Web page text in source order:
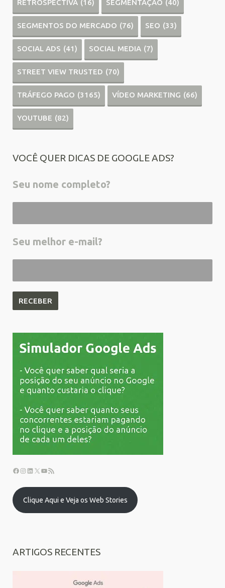
RETROSPECTIVA (16) SEGMENTAÇÃO (40)
SEGMENTOS DO MERCADO (76) SEO (33)
SOCIAL ADS (41) SOCIAL MEDIA (7)
STREET VIEW TRUSTED (70)
TRÁFEGO PAGO (3165) VÍDEO MARKETING (66)
YOUTUBE (82)
VOCÊ QUER DICAS DE GOOGLE ADS?
Seu nome completo?
Seu melhor e-mail?
Clique Aqui e Veja os Web Stories
ARTIGOS RECENTES